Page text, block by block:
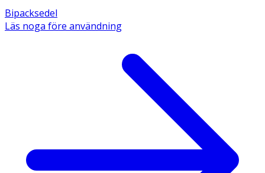
Bipacksedel
Läs noga före användning